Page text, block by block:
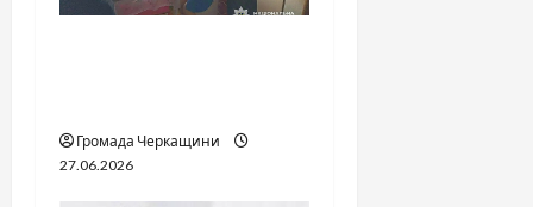
Громада Черкащини
27.06.2026